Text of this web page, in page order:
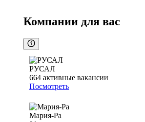
Компании для вас
РУСАЛ
664 активные вакансии
Посмотреть
Мария-Ра